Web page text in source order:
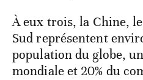
À eux trois, la Chine,
Sud représentent
population du globe,
mondiale et 20% du